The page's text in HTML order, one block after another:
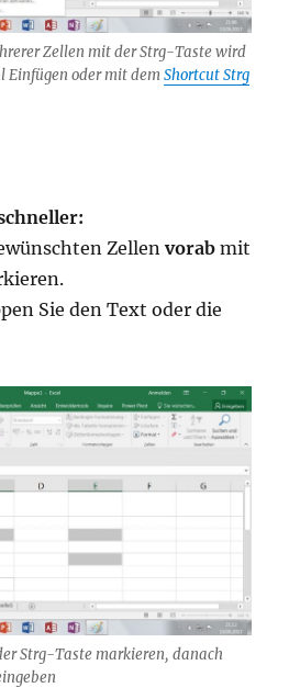
Zellen mit der Strg-Taste wird
Einfügen oder mit demShortcut Strg
Zellenvorab mit
Sie den Text oder die
Strg-Taste markieren, danach